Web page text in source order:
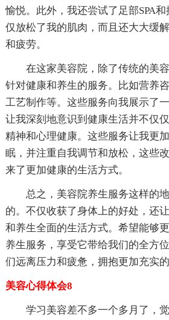
愉悦。此外，我还尝试了足部SPA
仅放松了我的肌肉，而且还大大缓
和疲劳。
在这家美容院，除了传统的美
针对健康和养生的服务。比如营养
工艺制作等。这些服务向我展示了
让我深刻地意识到健康生活并不仅
精神和心理健康。这些服务让我更
眠，并注重自我调节和放松，这些
来了更加健康的生活方式。
总之，美容院养生服务这样的
的。不仅收获了身体上的好处，还
和养生全面的生活方式。希望能够
养生服务，享受它带给我们的全方
们远离压力和疲惫，拥抱更加充实的
美容心得体会8
学习美容差不多一个多月了，